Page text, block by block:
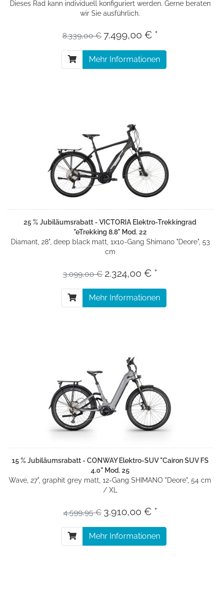
Dieses Rad kann individuell konfiguriert werden. Gerne beraten
wir Sie ausführlich.
8.339,00 € 7.499,00 € *
Mehr Informationen
25 % Jubiläumsrabatt - VICTORIA Elektro-Trekkingrad
"eTrekking 8.8" Mod. 22
Diamant, 28", deep black matt, 1x10-Gang Shimano "Deore", 53
cm
3.099,00 € 2.324,00 € *
Mehr Informationen
15 % Jubiläumsrabatt - CONWAY Elektro-SUV "Cairon SUV FS
4.0" Mod. 25
Wave, 27", graphit grey matt, 12-Gang SHIMANO "Deore", 54 cm
/ XL
4.599,95 € 3.910,00 € *
Mehr Informationen